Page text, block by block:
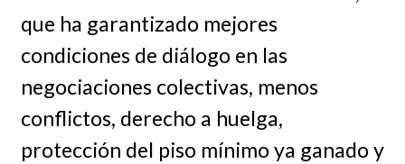
que ha garantizado mejores
condiciones de diálogo en las
negociaciones colectivas, menos
conflictos, derecho a huelga,
protección del piso mínimo ya ganado y